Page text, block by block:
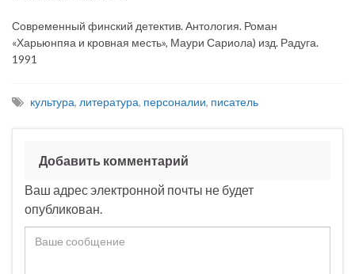
Современный финский детектив. Антология. Роман
«Харьюнпяа и кровная месть», Маури Сариола) изд. Радуга.
1991
культура, литература, персоналии, писатель
Добавить комментарий
Ваш адрес электронной почты не будет
опубликован.